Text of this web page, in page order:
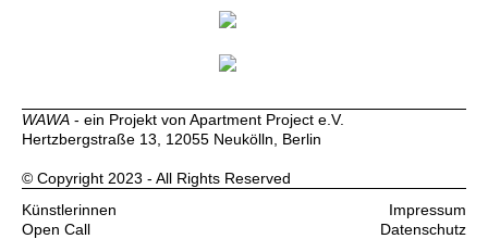
WAWA - ein Projekt von Apartment Project e.V.
Hertzbergstraße 13, 12055 Neukölln, Berlin
© Copyright 2023 - All Rights Reserved
Künstlerinnen
Open Call
Impressum
Datenschutz